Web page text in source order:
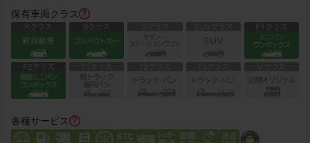
保有車両クラス
各種サービス